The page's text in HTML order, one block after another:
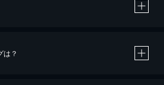
ジットカード決済による作品の購入 / レンタルです。
品の購入 / レンタルは、20％のポイント還元です。
は？